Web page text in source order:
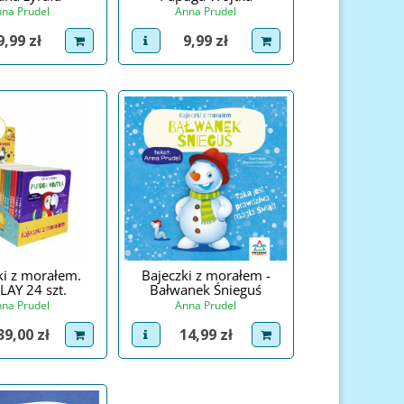
Prudel
zł dodaj do koszyka
Anna Prudel
view product
Cena
9,99 zł dodaj do koszyka
z morałem.
24 szt.
Prudel
zł dodaj do koszyka
Bajeczki z morałem -
Bałwanek Śnieguś
Anna Prudel
view product
Cena
14,99 zł dodaj do koszyka